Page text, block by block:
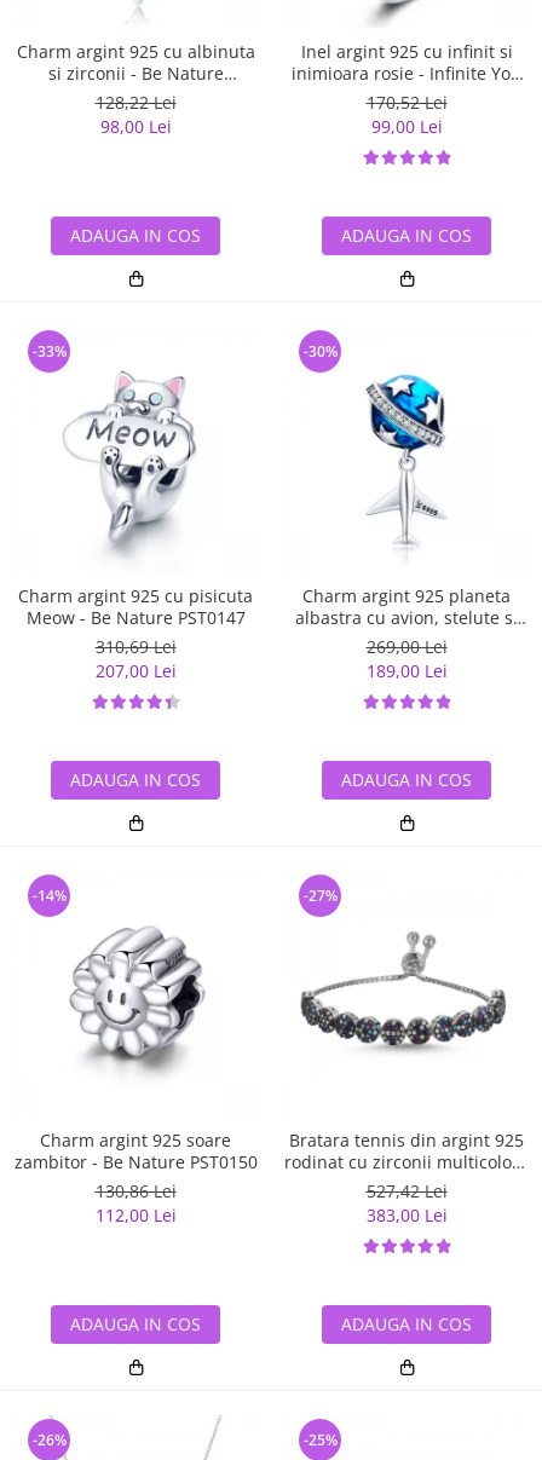
Charm argint 925 cu albinuta
si zirconii - Be Nature
PST0143
128,22 Lei
98,00 Lei
ADAUGA IN COS
Inel argint 925 cu infinit si
inimioara rosie - Infinite You
IST0062
170,52 Lei
99,00 Lei
ADAUGA IN COS
Charm argint 925 cu pisicuta
Meow - Be Nature PST0147
310,69 Lei
207,00 Lei
-33%
ADAUGA IN COS
Charm argint 925 planeta
albastra cu avion, stelute si
zirconii albe PST0149
269,00 Lei
189,00 Lei
-30%
ADAUGA IN COS
Charm argint 925 soare
zambitor - Be Nature PST0150
130,86 Lei
112,00 Lei
-14%
ADAUGA IN COS
Bratara tennis din argint 925
rodinat cu zirconii multicolore
- Be Elegant BTU0108
527,42 Lei
383,00 Lei
-27%
ADAUGA IN COS
-26% -25%